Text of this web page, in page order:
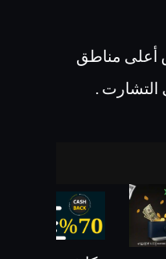
أعلى مناطق
.